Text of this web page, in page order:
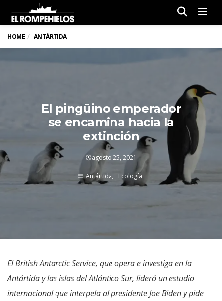
HOME ANTÁRTIDA
El pingüino emperador
se encamina hacia la
extinción
agosto 25, 2021
Antártida Ecología
El British Antarctic Service, que opera e investiga en la
Antártida y las islas del Atlántico Sur, lideró un estudio
internacional que interpela al presidente Joe Biden y pide